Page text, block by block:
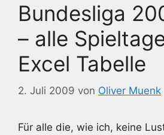
Bundesliga
– alle
Excel Tabelle
2. Juli 2009 von Oliver Muenk
Für alle die, wie ich, keine